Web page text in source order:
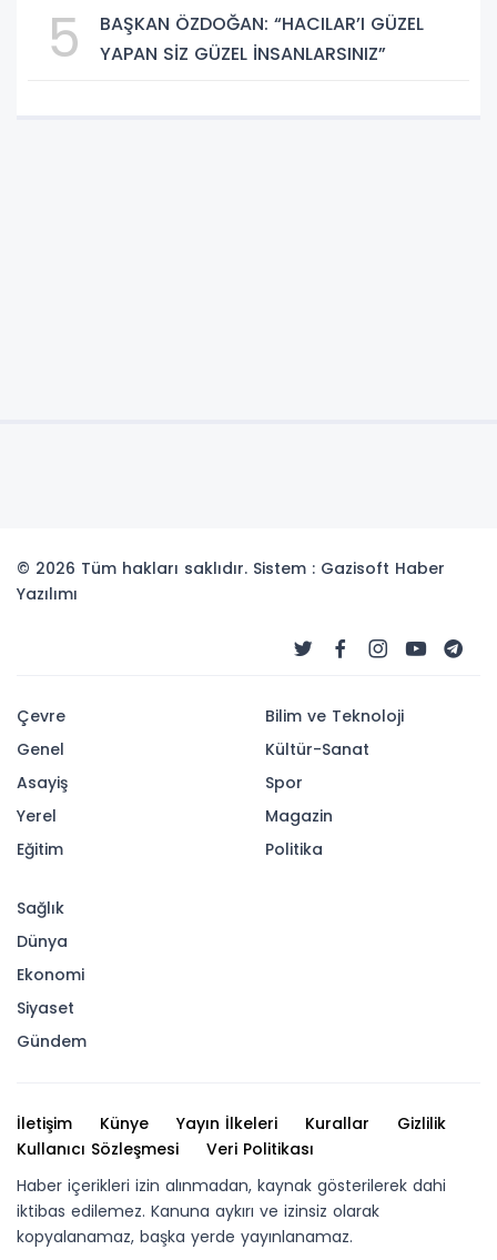
5
BAŞKAN ÖZDOĞAN: “HACILAR’I GÜZEL
YAPAN SİZ GÜZEL İNSANLARSINIZ”
© 2026 Tüm hakları saklıdır. Sistem : Gazisoft Haber
Yazılımı
Çevre
Genel
Asayiş
Yerel
Eğitim
Bilim ve Teknoloji
Kültür-Sanat
Spor
Magazin
Politika
Sağlık
Dünya
Ekonomi
Siyaset
Gündem
İletişim Künye Yayın İlkeleri Kurallar
Gizlilik
Kullanıcı Sözleşmesi
Veri Politikası
Haber içerikleri izin alınmadan, kaynak gösterilerek dahi
iktibas edilemez. Kanuna aykırı ve izinsiz olarak
kopyalanamaz, başka yerde yayınlanamaz.